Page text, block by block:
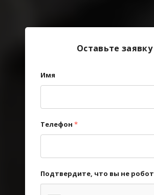
Оставьте заявку
Имя
Телефон *
Подтвердите, что вы не робот